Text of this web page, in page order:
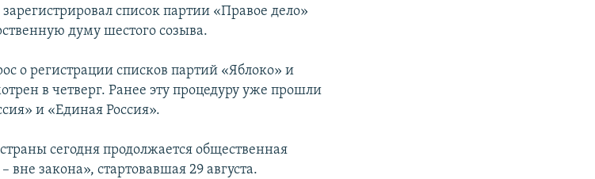
список партии «Правое дело»
думу шестого созыва.
о регистрации списков партий «Яблоко» и
в четверг. Ранее эту процедуру уже прошли
и «Единая Россия».
сегодня продолжается общественная
закона», стартовавшая 29 августа.